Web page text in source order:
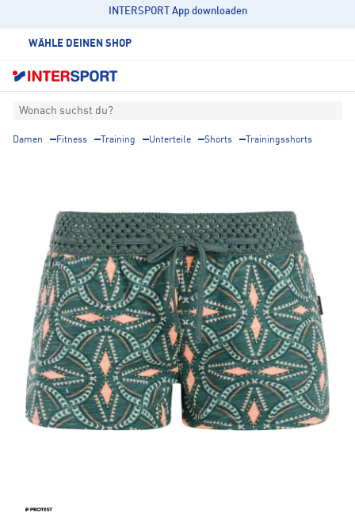
INTERSPORT App downloaden
WÄHLE DEINEN SHOP
Wonach suchst du?
Damen Fitness Training Unterteile Shorts Trainingsshorts